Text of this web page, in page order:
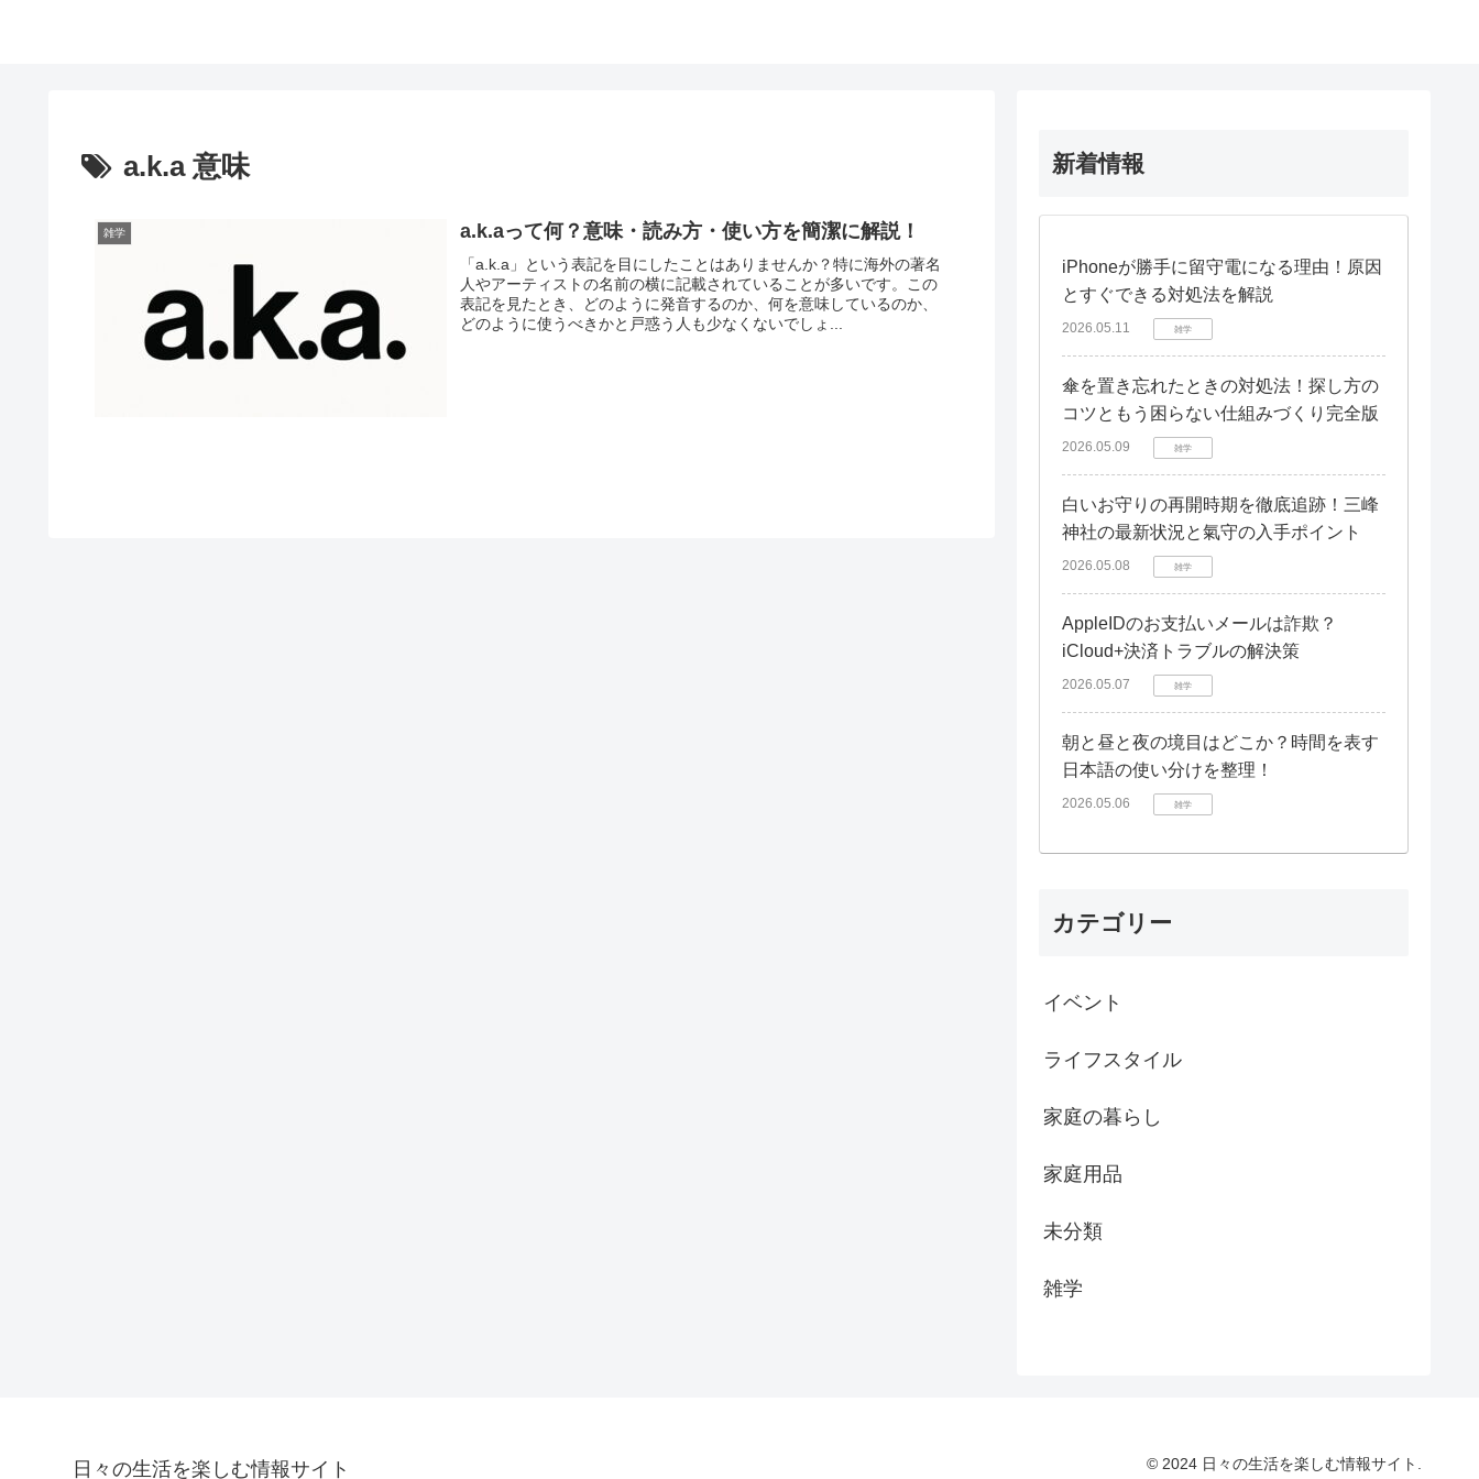
a.k.a 意味
雑学 a.k.aって何？意味・読み方・使い方を簡潔に解説！
「a.k.a」という表記を目にしたことはありませんか？特に海外の著名
人やアーティストの名前の横に記載されていることが多いです。この
表記を見たとき、どのように発音するのか、何を意味しているのか、
どのように使うべきかと戸惑う人も少なくないでしょ...
新着情報
iPhoneが勝手に留守電になる理由！原因
とすぐできる対処法を解説
2026.05.11 雑学
傘を置き忘れたときの対処法！探し方の
コツともう困らない仕組みづくり完全版
2026.05.09 雑学
白いお守りの再開時期を徹底追跡！三峰
神社の最新状況と氣守の入手ポイント
2026.05.08 雑学
AppleIDのお支払いメールは詐欺？
iCloud+決済トラブルの解決策
2026.05.07 雑学
朝と昼と夜の境目はどこか？時間を表す
日本語の使い分けを整理！
2026.05.06 雑学
カテゴリー
イベント
ライフスタイル
家庭の暮らし
家庭用品
未分類
雑学
日々の生活を楽しむ情報サイト © 2024 日々の生活を楽しむ情報サイト.